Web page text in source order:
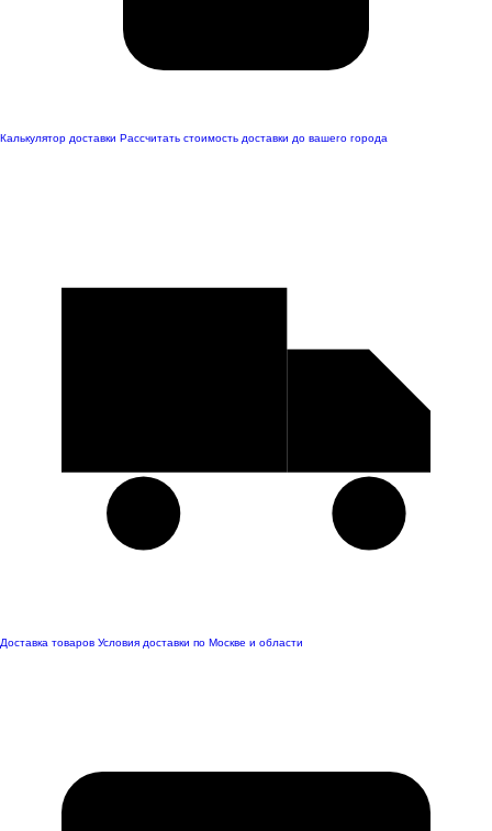
Калькулятор доставки Рассчитать стоимость доставки до вашего города
Доставка товаров Условия доставки по Москве и области